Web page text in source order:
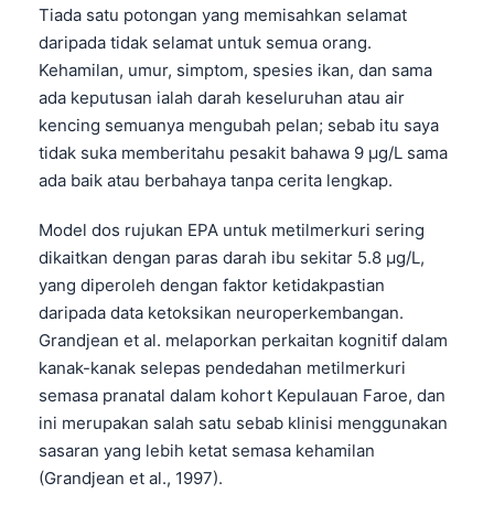
Tiada satu potongan yang memisahkan selamat
daripada tidak selamat untuk semua orang.
Kehamilan, umur, simptom, spesies ikan, dan sama
ada keputusan ialah darah keseluruhan atau air
kencing semuanya mengubah pelan; sebab itu saya
tidak suka memberitahu pesakit bahawa 9 µg/L sama
ada baik atau berbahaya tanpa cerita lengkap.
Model dos rujukan EPA untuk metilmerkuri sering
dikaitkan dengan paras darah ibu sekitar 5.8 µg/L,
yang diperoleh dengan faktor ketidakpastian
daripada data ketoksikan neuroperkembangan.
Grandjean et al. melaporkan perkaitan kognitif dalam
kanak-kanak selepas pendedahan metilmerkuri
semasa pranatal dalam kohort Kepulauan Faroe, dan
ini merupakan salah satu sebab klinisi menggunakan
sasaran yang lebih ketat semasa kehamilan
(Grandjean et al., 1997).